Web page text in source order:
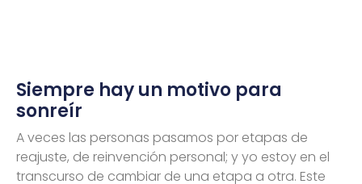
Siempre hay un motivo para
sonreír
A veces las personas pasamos por etapas de
reajuste, de reinvención personal; y yo estoy en el
transcurso de cambiar de una etapa a otra. Este